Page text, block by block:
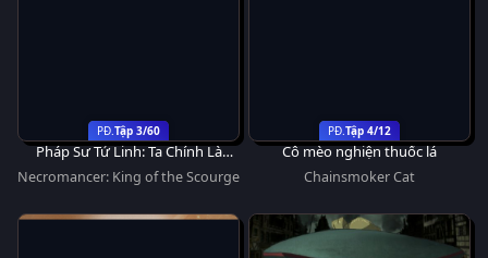
Tập 3/60
Pháp Sư Tử Linh: Ta Chính Là
Thiên Tai
Necromancer: King of the Scourge
Tập 4/12
Cô mèo nghiện thuốc lá
Chainsmoker Cat